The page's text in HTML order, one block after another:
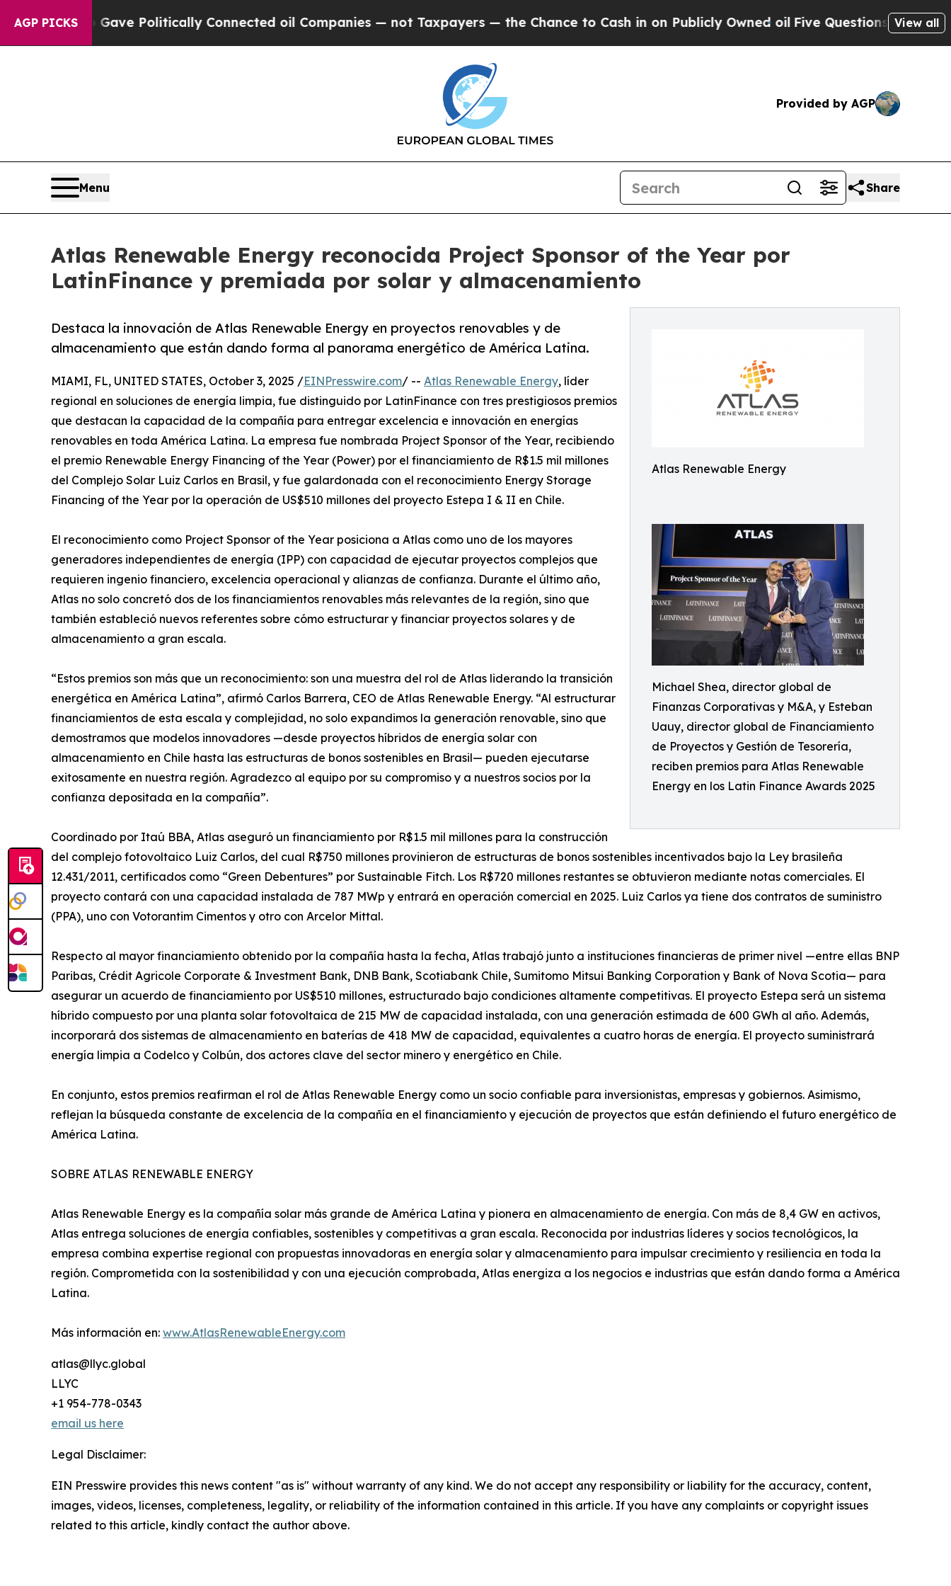
AGP PICKS
Gave Politically Connected oil Companies — not Taxpayers — the Chance to Cash in on Publicly Owned oilFive Questions the US View all
Provided by AGP
Menu Share
Atlas Renewable Energy reconocida Project Sponsor of the Year por
LatinFinance y premiada por solar y almacenamiento
Atlas Renewable Energy
Michael Shea, director global de
Finanzas Corporativas y M&A, y Esteban
Uauy, director global de Financiamiento
de Proyectos y Gestión de Tesorería,
reciben premios para Atlas Renewable
Energy en los Latin Finance Awards 2025
Destaca la innovación de Atlas Renewable Energy en proyectos renovables y de
almacenamiento que están dando forma al panorama energético de América Latina.
MIAMI, FL, UNITED STATES, October 3, 2025 /EINPresswire.com/ -- Atlas Renewable Energy, líder
regional en soluciones de energía limpia, fue distinguido por LatinFinance con tres prestigiosos premios
que destacan la capacidad de la compañía para entregar excelencia e innovación en energías
renovables en toda América Latina. La empresa fue nombrada Project Sponsor of the Year, recibiendo
el premio Renewable Energy Financing of the Year (Power) por el financiamiento de R$1.5 mil millones
del Complejo Solar Luiz Carlos en Brasil, y fue galardonada con el reconocimiento Energy Storage
Financing of the Year por la operación de US$510 millones del proyecto Estepa I & II en Chile.
El reconocimiento como Project Sponsor of the Year posiciona a Atlas como uno de los mayores
generadores independientes de energía (IPP) con capacidad de ejecutar proyectos complejos que
requieren ingenio financiero, excelencia operacional y alianzas de confianza. Durante el último año,
Atlas no solo concretó dos de los financiamientos renovables más relevantes de la región, sino que
también estableció nuevos referentes sobre cómo estructurar y financiar proyectos solares y de
almacenamiento a gran escala.
“Estos premios son más que un reconocimiento: son una muestra del rol de Atlas liderando la transición
energética en América Latina”, afirmó Carlos Barrera, CEO de Atlas Renewable Energy. “Al estructurar
financiamientos de esta escala y complejidad, no solo expandimos la generación renovable, sino que
demostramos que modelos innovadores —desde proyectos híbridos de energía solar con
almacenamiento en Chile hasta las estructuras de bonos sostenibles en Brasil— pueden ejecutarse
exitosamente en nuestra región. Agradezco al equipo por su compromiso y a nuestros socios por la
confianza depositada en la compañía”.
Coordinado por Itaú BBA, Atlas aseguró un financiamiento por R$1.5 mil millones para la construcción
del complejo fotovoltaico Luiz Carlos, del cual R$750 millones provinieron de estructuras de bonos sostenibles incentivados bajo la Ley brasileña
12.431/2011, certificados como “Green Debentures” por Sustainable Fitch. Los R$720 millones restantes se obtuvieron mediante notas comerciales. El
proyecto contará con una capacidad instalada de 787 MWp y entrará en operación comercial en 2025. Luiz Carlos ya tiene dos contratos de suministro
(PPA), uno con Votorantim Cimentos y otro con Arcelor Mittal.
Respecto al mayor financiamiento obtenido por la compañía hasta la fecha, Atlas trabajó junto a instituciones financieras de primer nivel —entre ellas BNP
Paribas, Crédit Agricole Corporate & Investment Bank, DNB Bank, Scotiabank Chile, Sumitomo Mitsui Banking Corporation y Bank of Nova Scotia— para
asegurar un acuerdo de financiamiento por US$510 millones, estructurado bajo condiciones altamente competitivas. El proyecto Estepa será un sistema
híbrido compuesto por una planta solar fotovoltaica de 215 MW de capacidad instalada, con una generación estimada de 600 GWh al año. Además,
incorporará dos sistemas de almacenamiento en baterías de 418 MW de capacidad, equivalentes a cuatro horas de energía. El proyecto suministrará
energía limpia a Codelco y Colbún, dos actores clave del sector minero y energético en Chile.
En conjunto, estos premios reafirman el rol de Atlas Renewable Energy como un socio confiable para inversionistas, empresas y gobiernos. Asimismo,
reflejan la búsqueda constante de excelencia de la compañía en el financiamiento y ejecución de proyectos que están definiendo el futuro energético de
América Latina.
SOBRE ATLAS RENEWABLE ENERGY
Atlas Renewable Energy es la compañía solar más grande de América Latina y pionera en almacenamiento de energía. Con más de 8,4 GW en activos,
Atlas entrega soluciones de energía confiables, sostenibles y competitivas a gran escala. Reconocida por industrias líderes y socios tecnológicos, la
empresa combina expertise regional con propuestas innovadoras en energía solar y almacenamiento para impulsar crecimiento y resiliencia en toda la
región. Comprometida con la sostenibilidad y con una ejecución comprobada, Atlas energiza a los negocios e industrias que están dando forma a América
Latina.
Más información en: www.AtlasRenewableEnergy.com
atlas@llyc.global
LLYC
+1 954-778-0343
email us here
Legal Disclaimer:
EIN Presswire provides this news content "as is" without warranty of any kind. We do not accept any responsibility or liability for the accuracy, content,
images, videos, licenses, completeness, legality, or reliability of the information contained in this article. If you have any complaints or copyright issues
related to this article, kindly contact the author above.